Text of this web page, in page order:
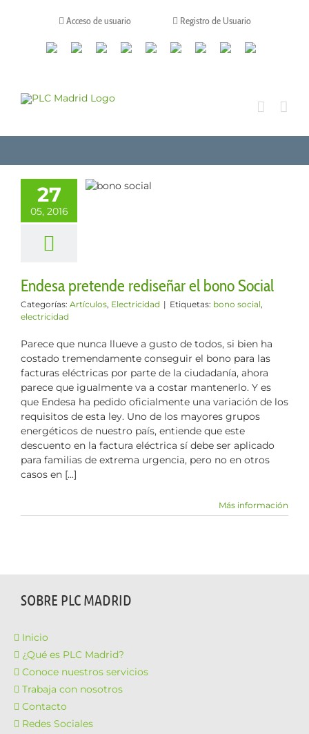
Acceso de usuario Registro de Usuario
CanalesLinkedinYoutubeTiktokFacebookInstagram
X TwitchContacto
27
05, 2016
el bono
Social
Electricidad
Endesa pretende rediseñar el bono Social
Categorías: Artículos, Electricidad | Etiquetas: bono social,
electricidad
Parece que nunca llueve a gusto de todos, si bien ha
costado tremendamente conseguir el bono para las
facturas eléctricas por parte de la ciudadanía, ahora
parece que igualmente va a costar mantenerlo. Y es
que Endesa ha pedido oficialmente una variación de los
requisitos de esta ley. Uno de los mayores grupos
energéticos de nuestro país, entiende que este
descuento en la factura eléctrica sí debe ser aplicado
para familias de extrema urgencia, pero no en otros
casos en [...]
Más información
SOBRE PLC MADRID
Inicio
¿Qué es PLC Madrid?
Conoce nuestros servicios
Trabaja con nosotros
Contacto
Redes Sociales